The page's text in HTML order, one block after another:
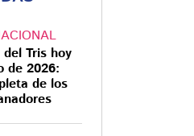
Tris hoy
de 2026:
de los